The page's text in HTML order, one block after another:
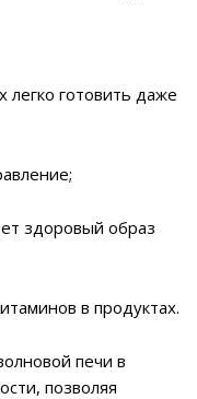
готовить даже
здоровый образ
в продуктах.
печи в
позволяя